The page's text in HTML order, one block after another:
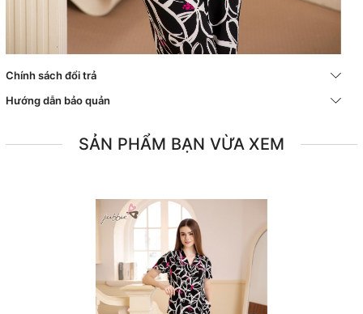
Chính sách đổi trả
Hướng dẫn bảo quản
SẢN PHẨM BẠN VỪA XEM